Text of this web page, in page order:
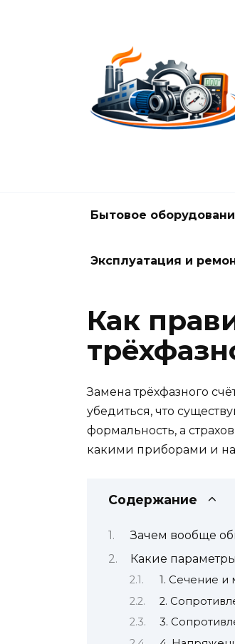
Бытовое
Эксплуатация и
Как
Замена трёхфазного
убедиться, что
формальность, а
какими приборами и
Содержание
Зачем вообще
Какие
1. Сечение и
2.
3.